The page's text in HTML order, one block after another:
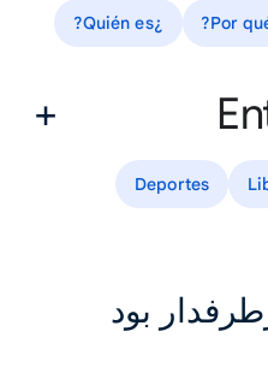
¿Quién es?
Deportes
بود